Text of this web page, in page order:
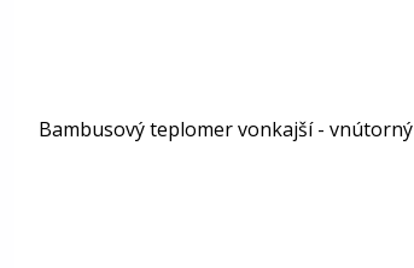
Bambusový teplomer vonkajší - vnútorný